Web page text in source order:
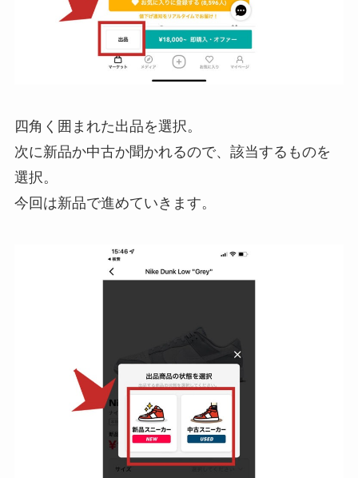
四角く囲まれた出品を選択。
次に新品か中古か聞かれるので、該当するものを
選択。
今回は新品で進めていきます。